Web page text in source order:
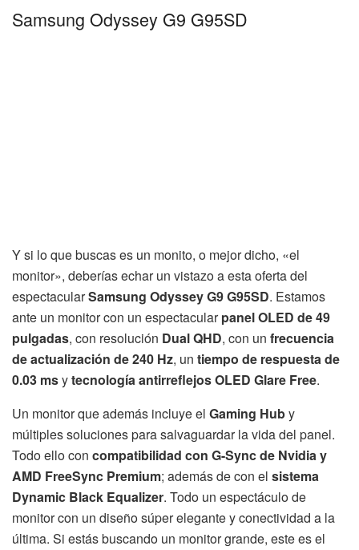
Samsung HW-Q990D
Y si lo que buscas es un monito, o mejor dicho, «el
monitor», deberías echar un vistazo a esta oferta del
espectacular Samsung Odyssey G9 G95SD. Estamos
ante un monitor con un espectacularpanel OLED de 49
pulgadas , con resoluciónDual QHD, con unfrecuencia
de actualización de 240 Hz, untiempo de respuesta de
0.03 msytecnología antirreflejos OLED Glare Free.